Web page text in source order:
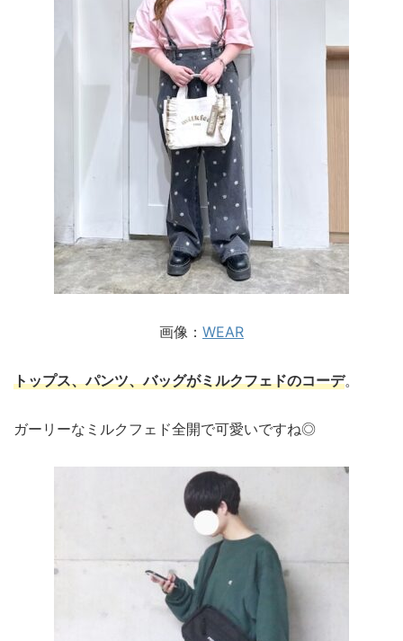
画像： WEAR
トップス、パンツ、バッグがミルクフェドのコーデ。
ガーリーなミルクフェド全開で可愛いですね◎